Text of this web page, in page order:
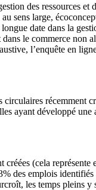
des ressources
sens large,
date dans la
le commerce
l’enquête en
ayant développé
(cela
des emplois
les temps pleins y